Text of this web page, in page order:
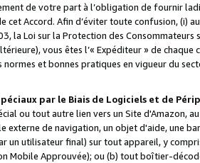
de votre part à l’obligation de fournir
cet Accord. Afin d’éviter toute confusion, (i)
la Loi sur la Protection des
vous êtes l’« Expéditeur » de
normes et bonnes pratiques en vigueur du
par le Biais de Logiciels et de
ou tout autre lien vers un Site d'Amazon,
externe de navigation, un objet d'aide, une
un utilisateur final) sur tout appareil, y
Mobile Approuvée); ou (b) tout boîtier-